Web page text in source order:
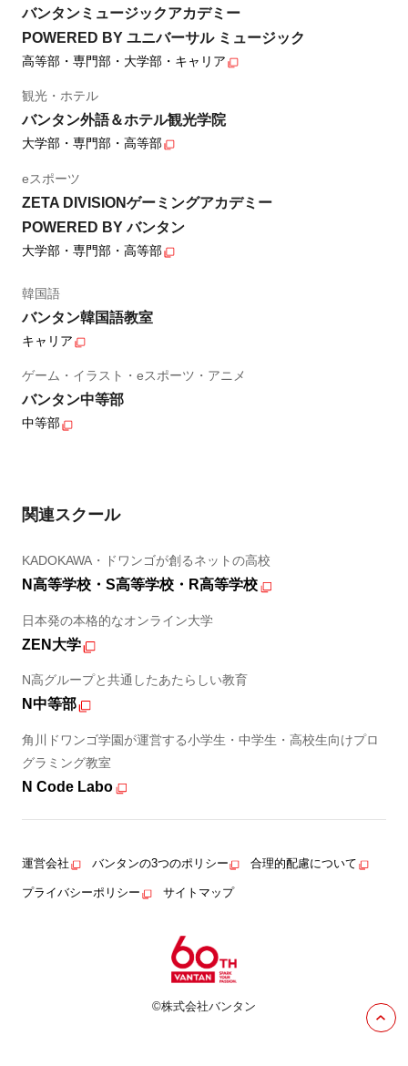
バンタンミュージックアカデミー
POWERED BY ユニバーサル ミュージック
高等部・専門部・大学部・キャリア
観光・ホテル
バンタン外語＆ホテル観光学院
大学部・専門部・高等部
eスポーツ
ZETA DIVISIONゲーミングアカデミー
POWERED BY バンタン
大学部・専門部・高等部
韓国語
バンタン韓国語教室
キャリア
ゲーム・イラスト・eスポーツ・アニメ
バンタン中等部
中等部
関連スクール
KADOKAWA・ドワンゴが創るネットの高校
N高等学校・S高等学校・R高等学校
日本発の本格的なオンライン大学
ZEN大学
N高グループと共通したあたらしい教育
N中等部
角川ドワンゴ学園が運営する小学生・中学生・高校生向けプロ
グラミング教室
N Code Labo
運営会社 バンタンの3つのポリシー 合理的配慮について
プライバシーポリシー サイトマップ
©株式会社バンタン